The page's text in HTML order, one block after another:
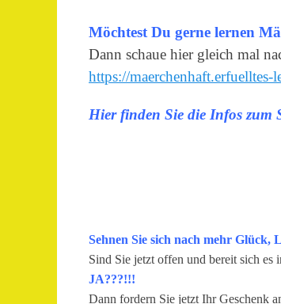
Möchtest Du gerne lernen
Dann schaue hier gleich mal
https://maerchenhaft.erfuelltes-
Hier finden Sie die Infos zum
Sehnen Sie sich nach mehr Glück,
Sind Sie jetzt offen und bereit sich es
JA???!!!
Dann fordern Sie jetzt Ihr Geschenk